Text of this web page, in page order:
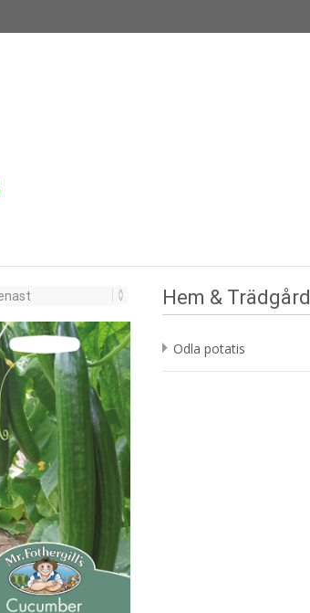
Hem & Trädgård
Odla potatis